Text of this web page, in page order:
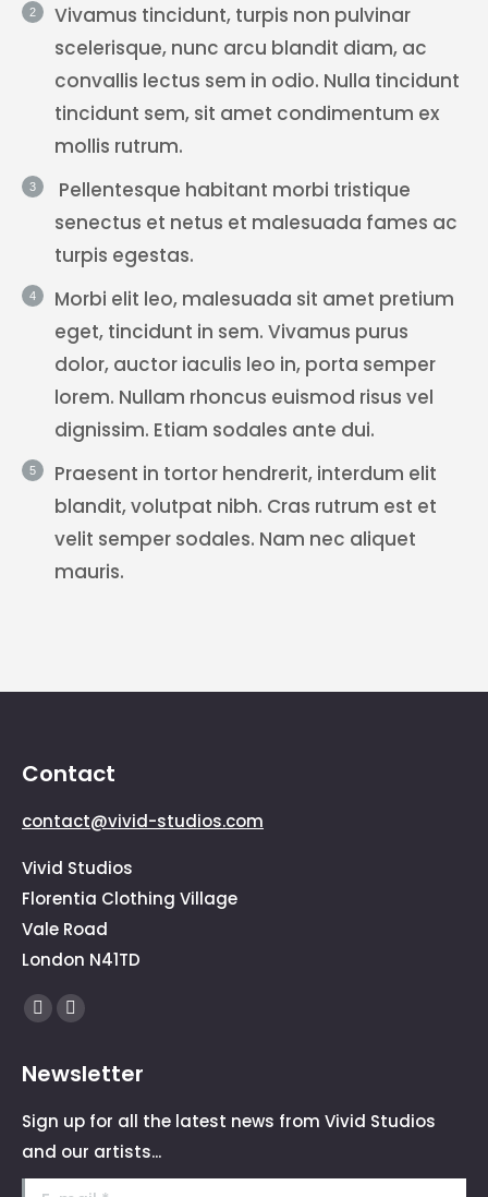
Vivamus tincidunt, turpis non pulvinar
scelerisque, nunc arcu blandit diam, ac
convallis lectus sem in odio. Nulla tincidunt
tincidunt sem, sit amet condimentum ex
mollis rutrum.
Pellentesque habitant morbi tristique
senectus et netus et malesuada fames ac
turpis egestas.
Morbi elit leo, malesuada sit amet pretium
eget, tincidunt in sem. Vivamus purus
dolor, auctor iaculis leo in, porta semper
lorem. Nullam rhoncus euismod risus vel
dignissim. Etiam sodales ante dui.
Praesent in tortor hendrerit, interdum elit
blandit, volutpat nibh. Cras rutrum est et
velit semper sodales. Nam nec aliquet
mauris.
Contact
contact@vivid-studios.com
Vivid Studios
Florentia Clothing Village
Vale Road
London N41TD
Find us on:
Facebook
opens
new
window
Instagram
opens
new
window
Newsletter
Sign up for all the latest news from Vivid Studios
and our artists...